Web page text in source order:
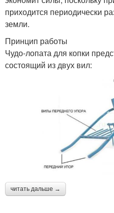
приходится периодически
земли.
Принцип работы
Чудо-лопата для копки
состоящий из двух вил:
читать дальше →